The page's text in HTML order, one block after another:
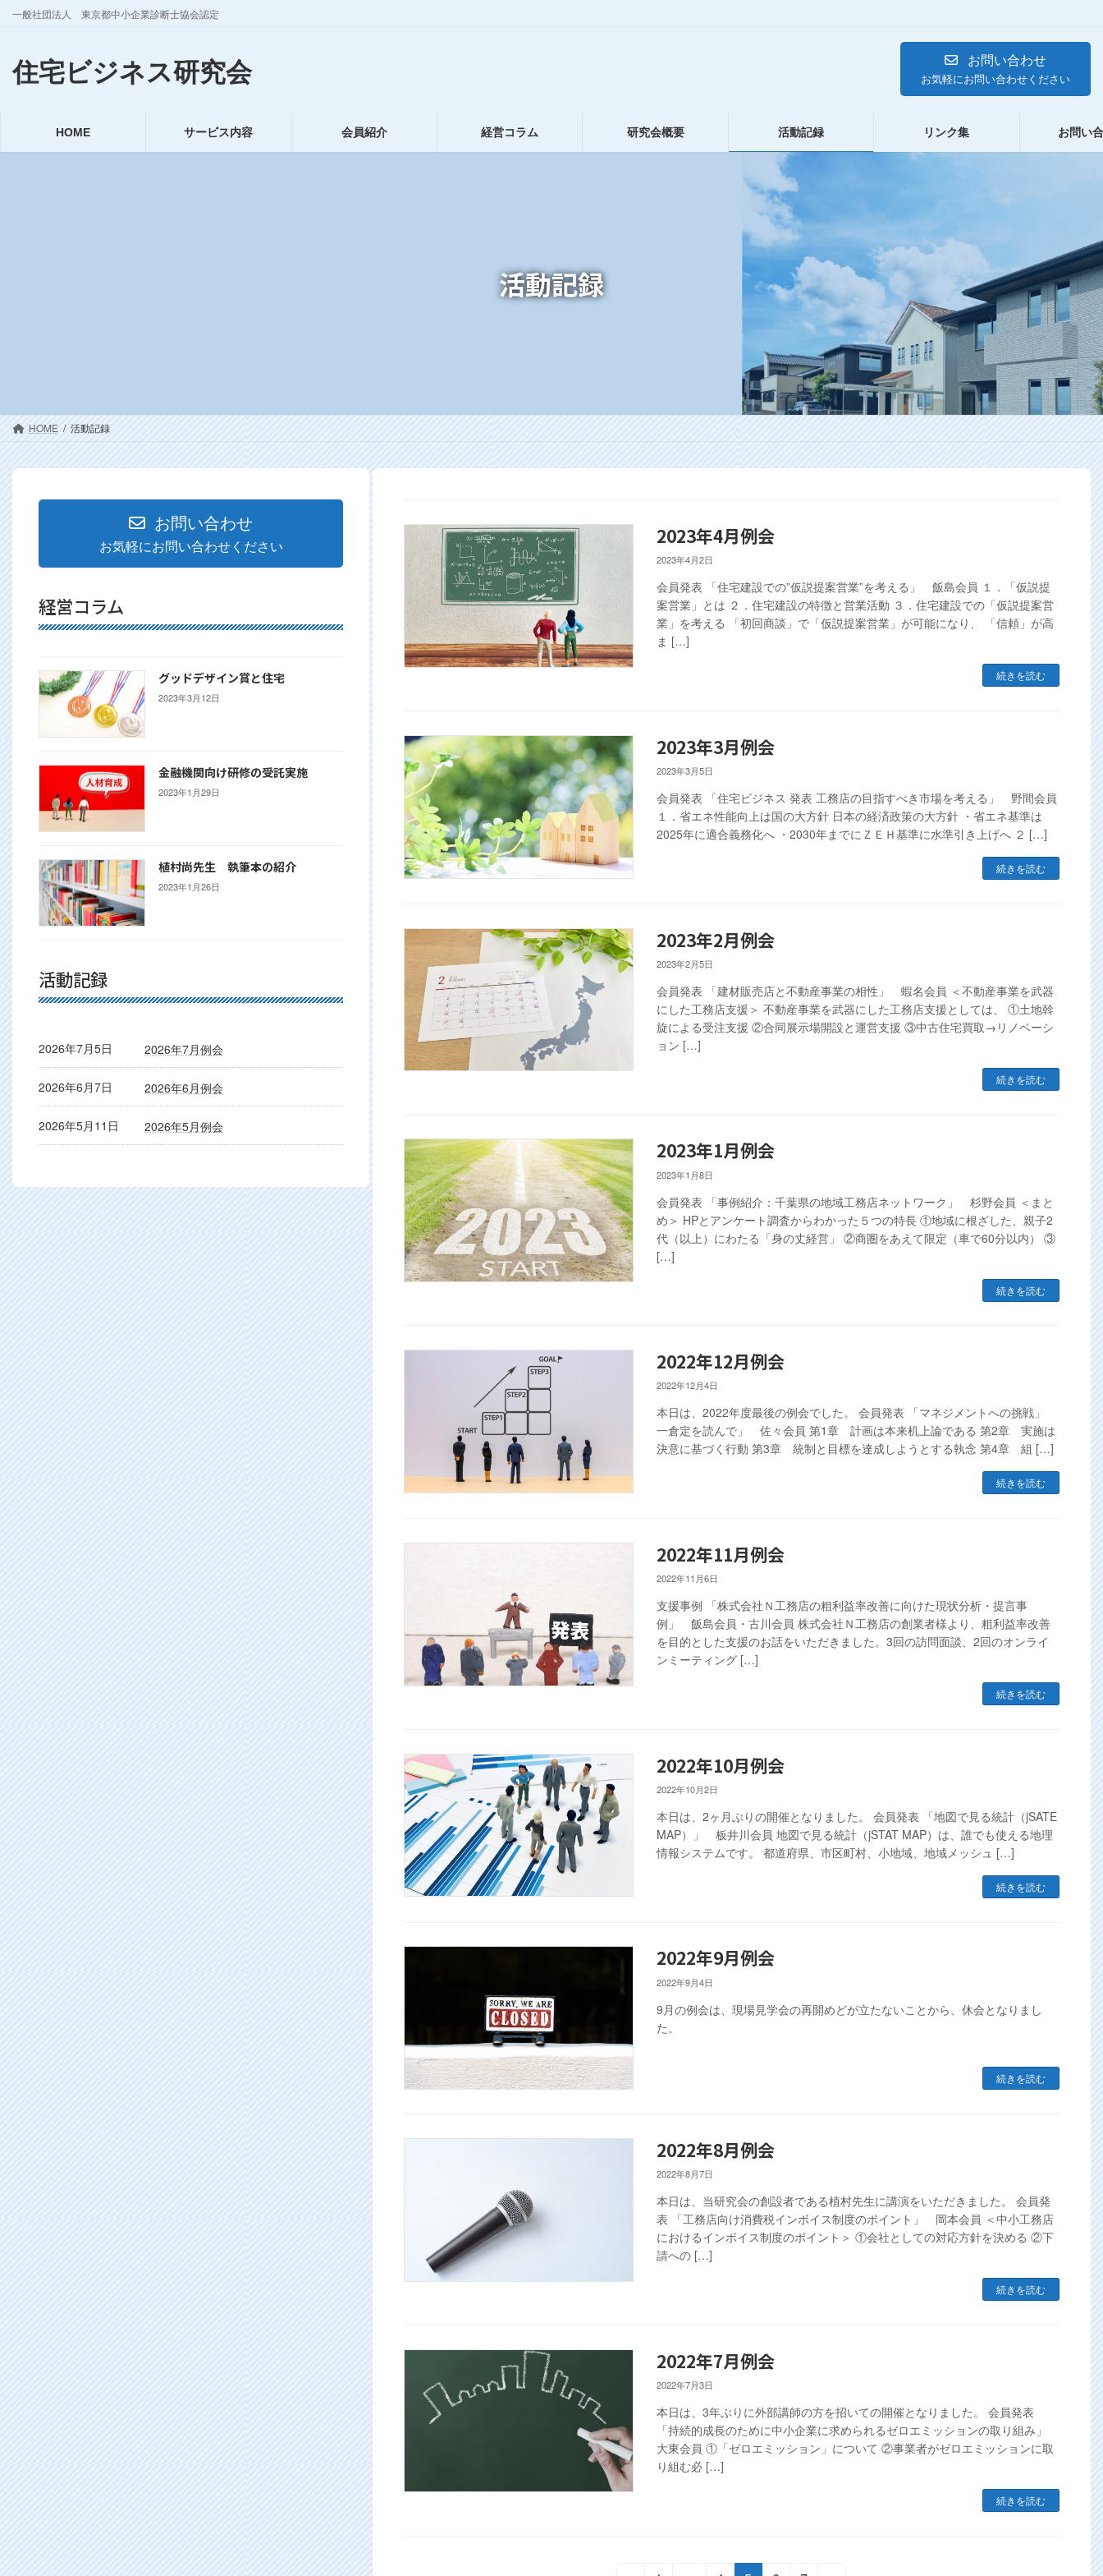
ン
ー
一般社団法人 東京都中小企業診断士協会認定
住宅ビジネス研究会 お問い合わせ
お気軽にお問い合わせください
HOME サービス内容 会員紹介 経営コラム 研究会概要 活動記録 リンク集 お問い
活動記録
HOME 活動記録
2023年4月例会
2023年4月2日
会員発表 「住宅建設での”仮説提案営業”を考える」 飯島会員 １．「仮説提
案営業」とは ２．住宅建設の特徴と営業活動 ３．住宅建設での「仮説提案営
業」を考える 「初回商談」で「仮説提案営業」が可能になり、 「信頼」が高
ま […]
続きを読む
2023年3月例会
2023年3月5日
会員発表 「住宅ビジネス 発表 工務店の目指すべき市場を考える」 野間会員
１．省エネ性能向上は国の大方針 日本の経済政策の大方針 ・省エネ基準は
2025年に適合義務化へ ・2030年までにＺＥＨ基準に水準引き上げへ ２ […]
続きを読む
2023年2月例会
2023年2月5日
会員発表 「建材販売店と不動産事業の相性」 蝦名会員 ＜不動産事業を武器
にした工務店支援＞ 不動産事業を武器にした工務店支援としては、 ①土地斡
旋による受注支援 ②合同展示場開設と運営支援 ③中古住宅買取→リノベーシ
ョン […]
続きを読む
2023年1月例会
2023年1月8日
会員発表 「事例紹介：千葉県の地域工務店ネットワーク」 杉野会員 ＜まと
め＞ HPとアンケート調査からわかった５つの特長 ①地域に根ざした、親子2
代（以上）にわたる「身の丈経営」 ②商圏をあえて限定（車で60分以内） ③
[…]
続きを読む
2022年12月例会
2022年12月4日
本日は、2022年度最後の例会でした。 会員発表 「マネジメントへの挑戦」
一倉定を読んで」 佐々会員 第1章 計画は本来机上論である 第2章 実施は
決意に基づく行動 第3章 統制と目標を達成しようとする執念 第4章 組 […]
続きを読む
2022年11月例会
2022年11月6日
支援事例 「株式会社Ｎ工務店の粗利益率改善に向けた現状分析・提言事
例」 飯島会員・古川会員 株式会社Ｎ工務店の創業者様より、粗利益率改善
を目的とした支援のお話をいただきました。3回の訪問面談、2回のオンライ
ンミーティング […]
続きを読む
2022年10月例会
2022年10月2日
本日は、2ヶ月ぶりの開催となりました。 会員発表 「地図で見る統計（jSATE
MAP）」 板井川会員 地図で見る統計（jSTAT MAP）は、誰でも使える地理
情報システムです。 都道府県、市区町村、小地域、地域メッシュ […]
続きを読む
2022年9月例会
2022年9月4日
9月の例会は、現場見学会の再開めどが立たないことから、休会となりまし
た。
続きを読む
2022年8月例会
2022年8月7日
本日は、当研究会の創設者である植村先生に講演をいただきました。 会員発
表 「工務店向け消費税インボイス制度のポイント」 岡本会員 ＜中小工務店
におけるインボイス制度のポイント＞ ①会社としての対応方針を決める ②下
請への […]
続きを読む
2022年7月例会
2022年7月3日
本日は、3年ぶりに外部講師の方を招いての開催となりました。 会員発表
「持続的成長のために中小企業に求められるゼロエミッションの取り組み」
大東会員 ①「ゼロエミッション」について ②事業者がゼロエミッションに取
り組む必 […]
続きを読む
お問い合わせ
お気軽にお問い合わせください
経営コラム
グッドデザイン賞と住宅
2023年3月12日
金融機関向け研修の受託実施
2023年1月29日
植村尚先生 執筆本の紹介
2023年1月26日
活動記録
2026年7月5日 2026年7月例会
2026年6月7日 2026年6月例会
2026年5月11日 2026年5月例会